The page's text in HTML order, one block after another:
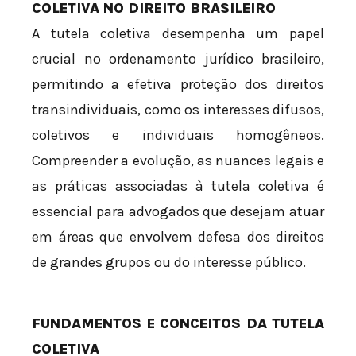
COLETIVA NO DIREITO BRASILEIRO
A tutela coletiva desempenha um papel
crucial no ordenamento jurídico brasileiro,
permitindo a efetiva proteção dos direitos
transindividuais, como os interesses difusos,
coletivos e individuais homogêneos.
Compreender a evolução, as nuances legais e
as práticas associadas à tutela coletiva é
essencial para advogados que desejam atuar
em áreas que envolvem defesa dos direitos
de grandes grupos ou do interesse público.
FUNDAMENTOS E CONCEITOS DA TUTELA
COLETIVA